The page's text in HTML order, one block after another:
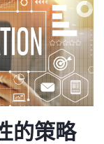
的策略